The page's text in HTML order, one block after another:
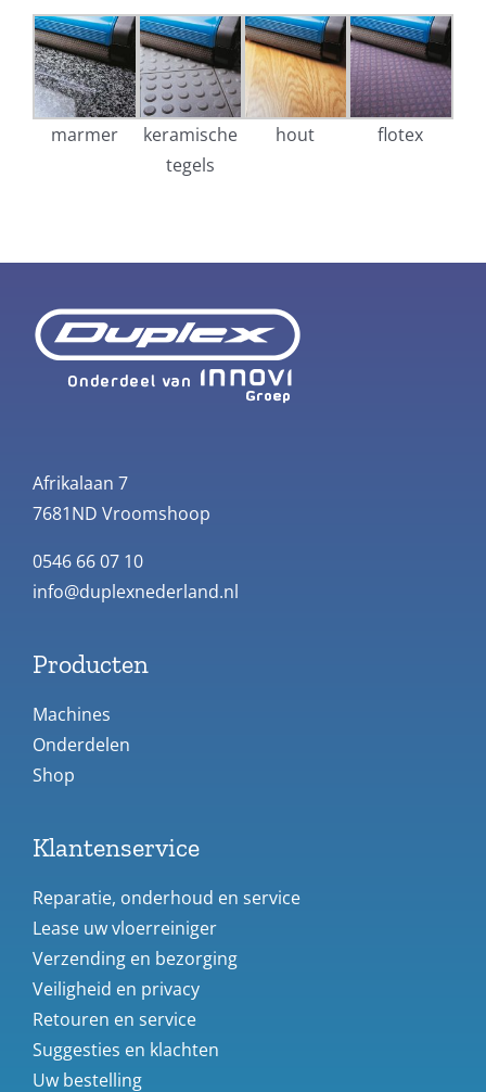
marmer
keramische
tegels
hout flotex
Afrikalaan 7
7681ND Vroomshoop
0546 66 07 10
info@duplexnederland.nl
Producten
Machines
Onderdelen
Shop
Klantenservice
Reparatie, onderhoud en service
Lease uw vloerreiniger
Verzending en bezorging
Veiligheid en privacy
Retouren en service
Suggesties en klachten
Uw bestelling